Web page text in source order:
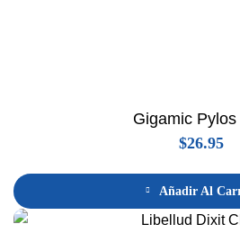
Gigamic Pylos
$26.95
Añadir Al